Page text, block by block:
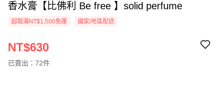
香水膏【比佛利 Be free 】solid perfume
超取滿NT$1,500免運 國家/地區配送
NT$630
已賣出：72件